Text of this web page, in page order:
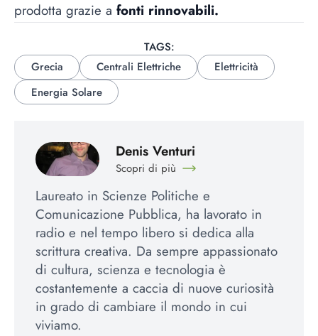
prodotta grazie a fonti rinnovabili.
TAGS:
Grecia
Centrali Elettriche
Elettricità
Energia Solare
Denis Venturi
Scopri di più
Laureato in Scienze Politiche e
Comunicazione Pubblica, ha lavorato in
radio e nel tempo libero si dedica alla
scrittura creativa. Da sempre appassionato
di cultura, scienza e tecnologia è
costantemente a caccia di nuove curiosità
in grado di cambiare il mondo in cui
viviamo.